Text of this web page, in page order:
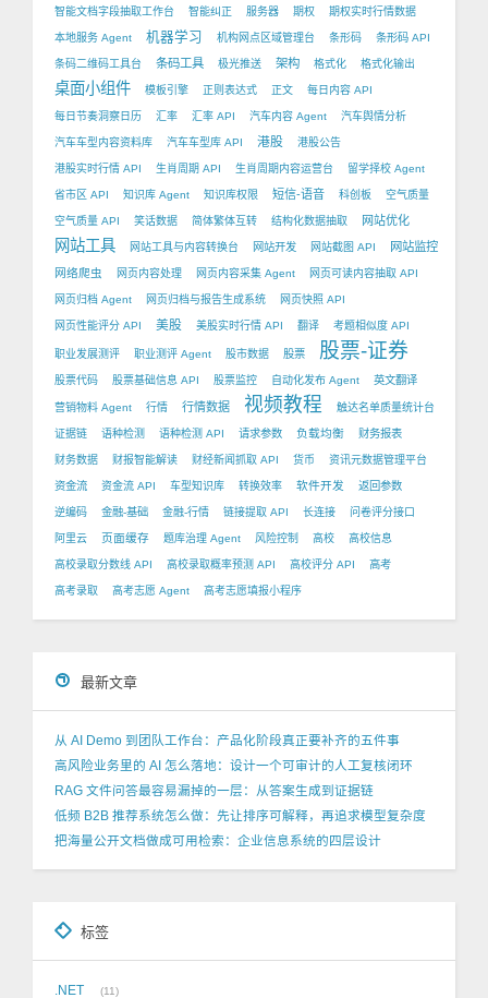
智能文档字段抽取工作台 智能纠正 服务器 期权 期权实时行情数据
本地服务 Agent 机器学习 机构网点区域管理台 条形码 条形码 API
条码二维码工具台 条码工具 极光推送 架构 格式化 格式化输出
桌面小组件 模板引擎 正则表达式 正文 每日内容 API
每日节奏洞察日历 汇率 汇率 API 汽车内容 Agent 汽车舆情分析
汽车车型内容资料库 汽车车型库 API 港股 港股公告
港股实时行情 API 生肖周期 API 生肖周期内容运营台 留学择校 Agent
省市区 API 知识库 Agent 知识库权限 短信-语音 科创板 空气质量
空气质量 API 笑话数据 简体繁体互转 结构化数据抽取 网站优化
网站工具 网站工具与内容转换台 网站开发 网站截图 API
网站监控
网络爬虫
网页内容处理 网页内容采集 Agent 网页可读内容抽取 API
网页归档 Agent 网页归档与报告生成系统 网页快照 API
网页性能评分 API 美股 美股实时行情 API 翻译 考题相似度 API
职业发展测评 职业测评 Agent 股市数据 股票 股票-证券
股票代码 股票基础信息 API 股票监控 自动化发布 Agent 英文翻译
营销物料 Agent 行情 行情数据 视频教程 触达名单质量统计台
证据链 语种检测 语种检测 API 请求参数 负载均衡 财务报表
财务数据 财报智能解读 财经新闻抓取 API 货币 资讯元数据管理平台
资金流 资金流 API 车型知识库 转换效率 软件开发 返回参数
逆编码 金融-基础 金融-行情 链接提取 API 长连接 问卷评分接口
阿里云 页面缓存 题库治理 Agent 风险控制 高校 高校信息
高校录取分数线 API 高校录取概率预测 API 高校评分 API 高考
高考录取 高考志愿 Agent 高考志愿填报小程序
最新文章
从 AI Demo 到团队工作台：产品化阶段真正要补齐的五件事
高风险业务里的 AI 怎么落地：设计一个可审计的人工复核闭环
RAG 文件问答最容易漏掉的一层：从答案生成到证据链
低频 B2B 推荐系统怎么做：先让排序可解释，再追求模型复杂度
把海量公开文档做成可用检索：企业信息系统的四层设计
标签
.NET 11